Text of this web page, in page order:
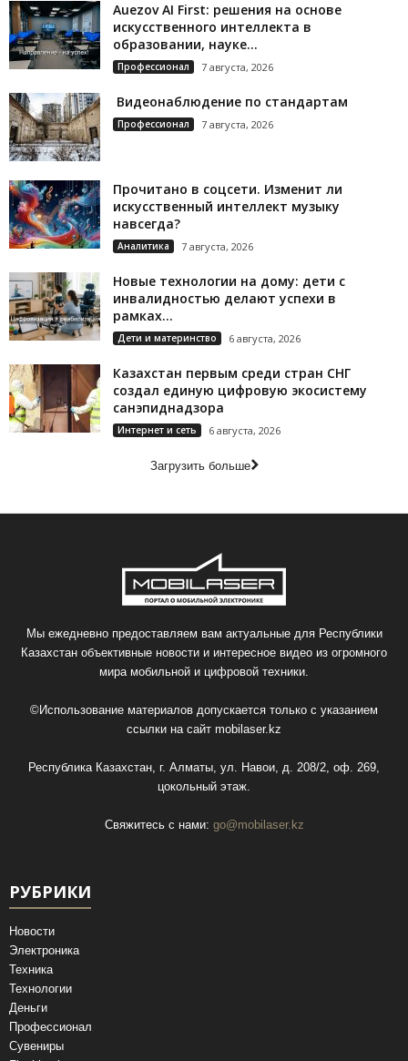
Auezov AI First: решения на основе
искусственного интеллекта в
образовании, науке...
Профессионал 7 августа, 2026
Видеонаблюдение по стандартам
Профессионал 7 августа, 2026
Прочитано в соцсети. Изменит ли
искусственный интеллект музыку
навсегда?
Аналитика 7 августа, 2026
Новые технологии на дому: дети с
инвалидностью делают успехи в
рамках...
Дети и материнство 6 августа, 2026
Казахстан первым среди стран СНГ
создал единую цифровую экосистему
санэпиднадзора
Интернет и сеть 6 августа, 2026
Загрузить больше
Мы ежедневно предоставляем вам актуальные для Республики
Казахстан объективные новости и интересное видео из огромного
мира мобильной и цифровой техники.
©Использование материалов допускается только с указанием
ссылки на сайт mobilaser.kz
Республика Казахстан, г. Алматы, ул. Навои, д. 208/2, оф. 269,
цокольный этаж.
Свяжитесь с нами: go@mobilaser.kz
РУБРИКИ
Новости
Электроника
Техника
Технологии
Деньги
Профессионал
Сувениры